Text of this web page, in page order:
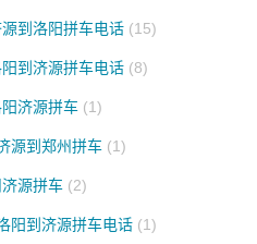
到洛阳拼车电话 (15)
到济源拼车电话 (8)
济源拼车 (1)
源到郑州拼车 (1)
源拼车 (2)
阳到济源拼车电话 (1)